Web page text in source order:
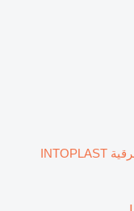
الكسارة المطرقية INTOPLAST